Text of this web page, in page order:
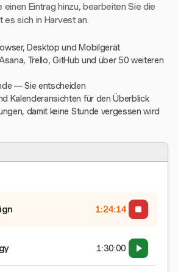
einen Eintrag hinzu, bearbeiten Sie die
es sich in Harvest an.
Desktop und Mobilgerät
Trello, GitHub und über 50 weiteren
— Sie entscheiden
Kalenderansichten für den Überblick
damit keine Stunde vergessen wird
1:24:15
1:30:00